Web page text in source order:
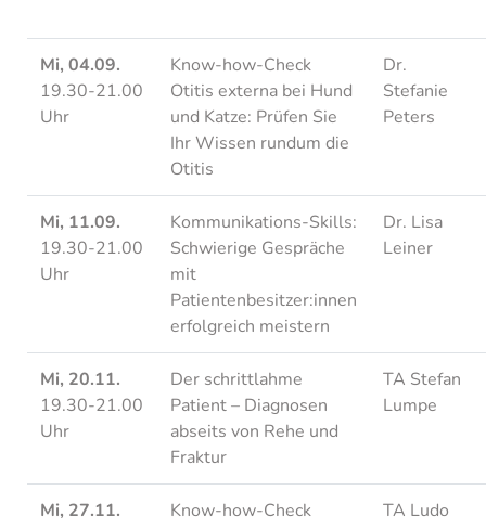
Mi, 04.09.
19.30-21.00
Uhr
Know-how-Check
Otitis externa bei Hund
und Katze: Prüfen Sie
Ihr Wissen rundum die
Otitis
Dr.
Stefanie
Peters
Mi, 11.09.
19.30-21.00
Uhr
Kommunikations-Skills:
Schwierige Gespräche
mit
Patientenbesitzer:innen
erfolgreich meistern
Dr. Lisa
Leiner
Mi, 20.11.
19.30-21.00
Uhr
Der schrittlahme
Patient – Diagnosen
abseits von Rehe und
Fraktur
TA Stefan
Lumpe
Mi, 27.11.
Know-how-Check
TA Ludo